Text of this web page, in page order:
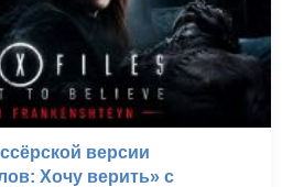
версии
Хочу верить» с